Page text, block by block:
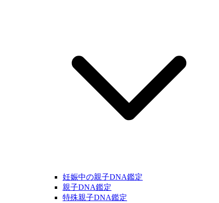
妊娠中の親子DNA鑑定
親子DNA鑑定
特殊親子DNA鑑定